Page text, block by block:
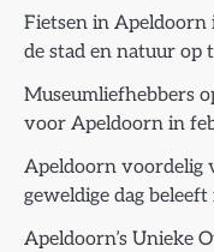
Fietsen in Apeldoorn
de stad en natuur op
Museumliefhebbers
voor Apeldoorn in
Apeldoorn voordelig
geweldige dag
Apeldoorn’s Unieke